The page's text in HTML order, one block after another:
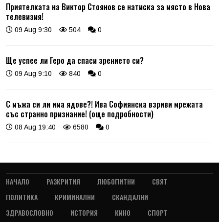
Приятелката на Виктор Стоянов се натиска за място в Нова
телевизия!
09 Aug 9:30 504 0
Ще успее ли Геро да спаси зрението си?
09 Aug 9:10 840 0
С мъжа си ли има ядове?! Ива Софиянска взриви мрежата
със странно признание! (още подробности)
08 Aug 19:40 6580 0
НАЧАЛО РАЗКРИТИЯ ЛЮБОПИТНИ
СВЯТ
ПОЛИТИКА
КРИМИНАЛНИ
СКАНДАЛНИ
ЗДРАВОСЛОВНО
ИСТОРИЯ КИНО
СПОРТ